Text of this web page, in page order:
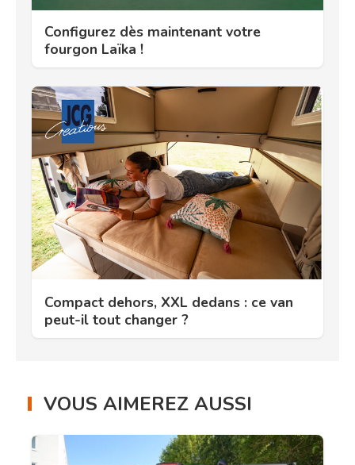
Configurez dès maintenant votre
fourgon Laïka !
Compact dehors, XXL dedans : ce van
peut-il tout changer ?
VOUS AIMEREZ AUSSI